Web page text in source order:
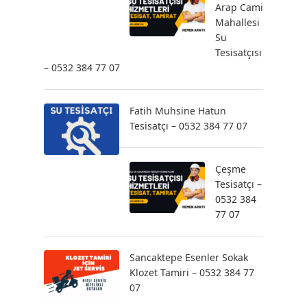
Arap Cami
Mahallesi
Su
Tesisatçısı
– 0532 384 77 07
Fatih Muhsine Hatun
Tesisatçı – 0532 384 77 07
Çeşme
Tesisatçı –
0532 384
77 07
Sancaktepe Esenler Sokak
Klozet Tamiri – 0532 384 77
07